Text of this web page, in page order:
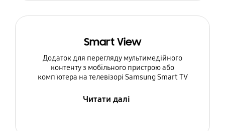
Smart View
Додаток для перегляду мультимедійного
контенту з мобільного пристрою або
комп'ютера на телевізорі Samsung Smart TV
Читати далі